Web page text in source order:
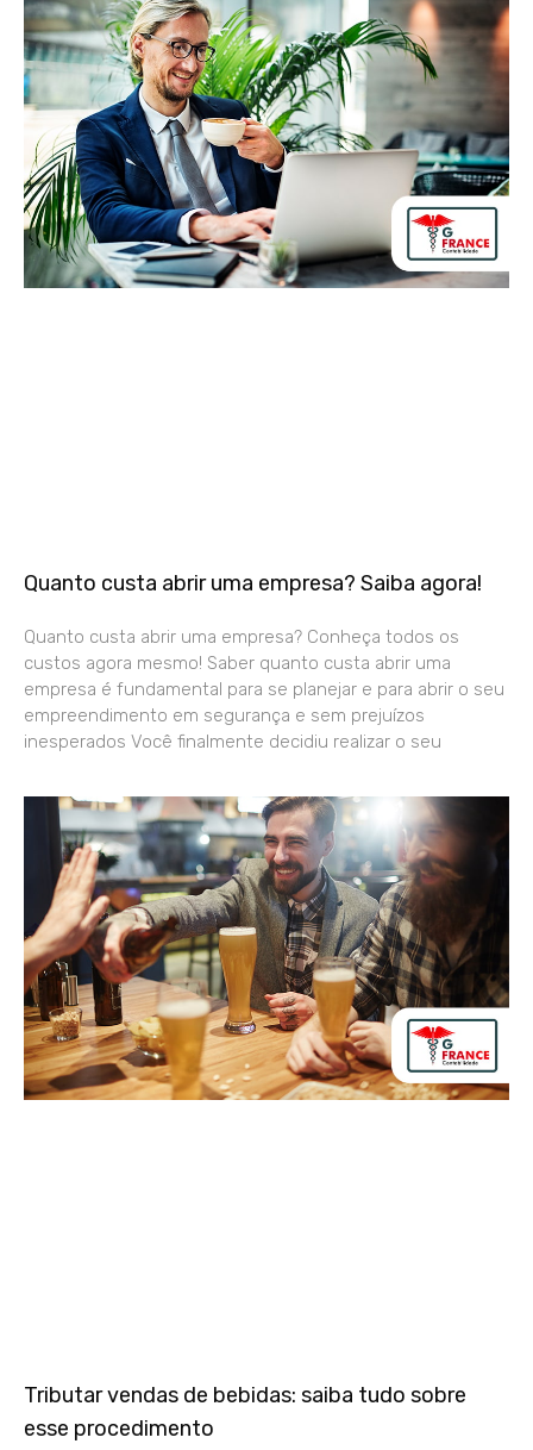
Quanto custa abrir uma empresa? Saiba agora!
Quanto custa abrir uma empresa? Conheça todos os
custos agora mesmo! Saber quanto custa abrir uma
empresa é fundamental para se planejar e para abrir o seu
empreendimento em segurança e sem prejuízos
inesperados Você finalmente decidiu realizar o seu
Tributar vendas de bebidas: saiba tudo sobre
esse procedimento